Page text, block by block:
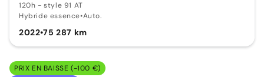
120h - style 91 AT
Hybride essence•Auto.
2022•75 287 km
PRIX EN BAISSE (-100 €)